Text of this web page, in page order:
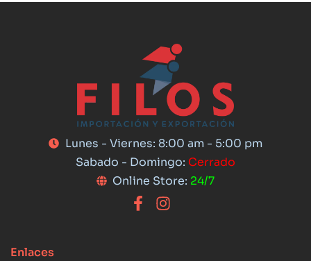
Lunes - Viernes: 8:00 am - 5:00 pm
Sabado - Domingo: Cerrado
Online Store: 24/7
Enlaces